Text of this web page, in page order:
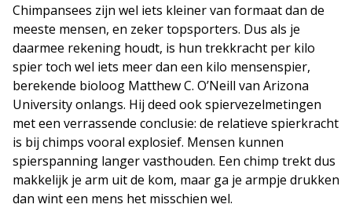
Chimpansees zijn wel iets kleiner van formaat dan de
meeste mensen, en zeker topsporters. Dus als je
daarmee rekening houdt, is hun trekkracht per kilo
spier toch wel iets meer dan een kilo mensenspier,
berekende bioloog Matthew C. O’Neill van Arizona
University onlangs. Hij deed ook spiervezelmetingen
met een verrassende conclusie: de relatieve spierkracht
is bij chimps vooral explosief. Mensen kunnen
spierspanning langer vasthouden. Een chimp trekt dus
makkelijk je arm uit de kom, maar ga je armpje drukken
dan wint een mens het misschien wel.